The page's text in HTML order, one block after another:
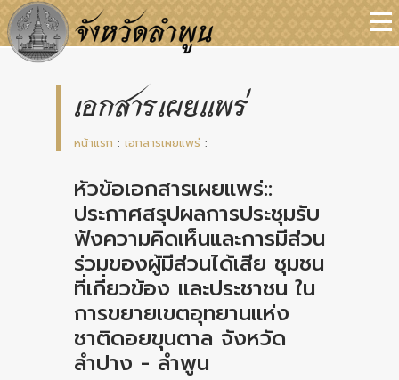
เอกสารเผยแพร่
หน้าแรก : เอกสารเผยแพร่ :
หัวข้อเอกสารเผยแพร่::
ประกาศสรุปผลการประชุมรับ
ฟังความคิดเห็นและการมีส่วน
ร่วมของผู้มีส่วนได้เสีย ชุมชน
ที่เกี่ยวข้อง และประชาชน ใน
การขยายเขตอุทยานแห่ง
ชาติดอยขุนตาล จังหวัด
ลำปาง - ลำพูน